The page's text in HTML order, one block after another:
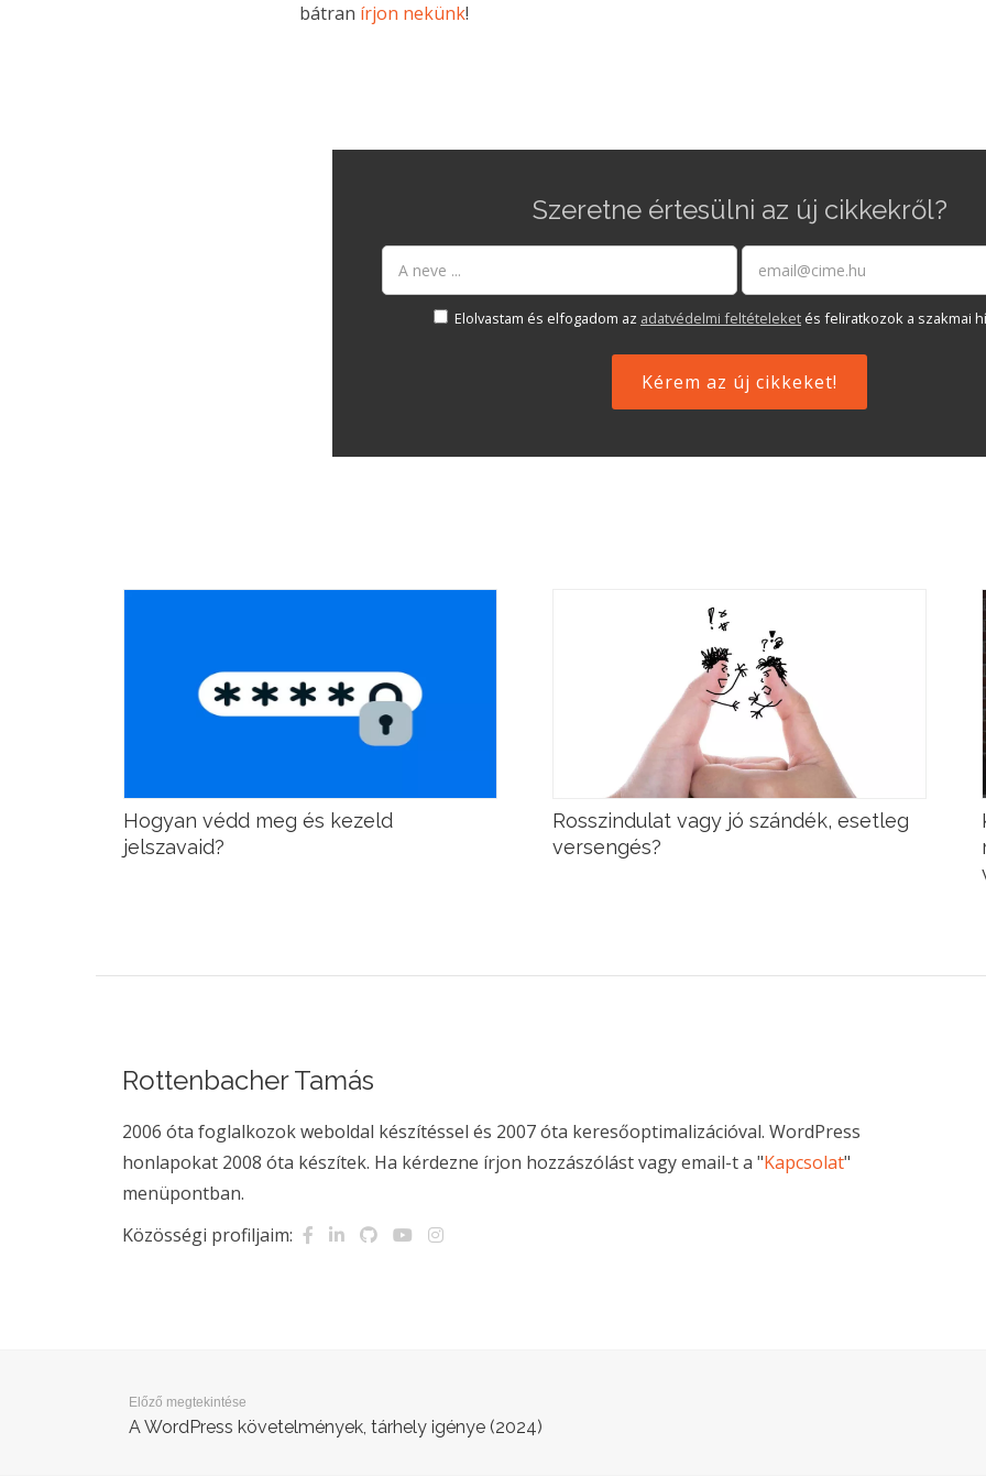
bátran írjon nekünk!
Szeretne értesülni az új cikkekről?
Elolvastam és elfogadom az adatvédelmi feltételeket és feliratkozok a szakmai
Hogyan védd meg és kezeld
jelszavaid?
Rosszindulat vagy jó szándék, esetleg
versengés?
Rottenbacher Tamás
2006 óta foglalkozok weboldal készítéssel és 2007 óta keresőoptimalizációval. WordPress
honlapokat 2008 óta készítek. Ha kérdezne írjon hozzászólást vagy email-t a "Kapcsolat"
menüpontban.
Közösségi profiljaim:
Előző megtekintése
A WordPress követelmények, tárhely igénye (2024)